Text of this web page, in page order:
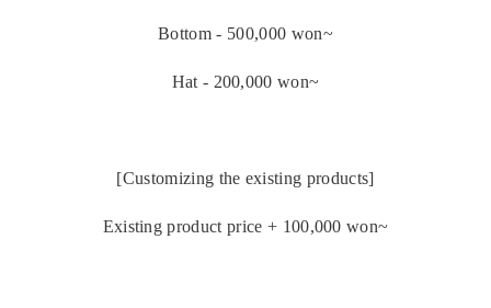
Bottom - 500,000 won~
Hat - 200,000 won~
[Customizing the existing products]
Existing product price + 100,000 won~